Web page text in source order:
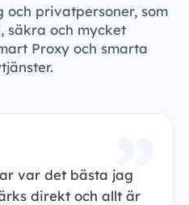
privatpersoner, som
säkra och mycket
Proxy och smarta
var det bästa jag
direkt och allt är